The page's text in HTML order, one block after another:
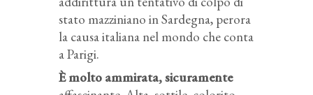
stato mazziniano in Sardegna, perora
la causa italiana nel mondo che conta
a Parigi.
È molto ammirata, sicuramente